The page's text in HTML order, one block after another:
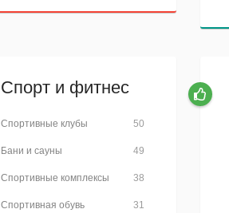
Спорт и фитнес
50
Спортивные клубы
49
Бани и сауны
38
Спортивные комплексы
31
Спортивная обувь